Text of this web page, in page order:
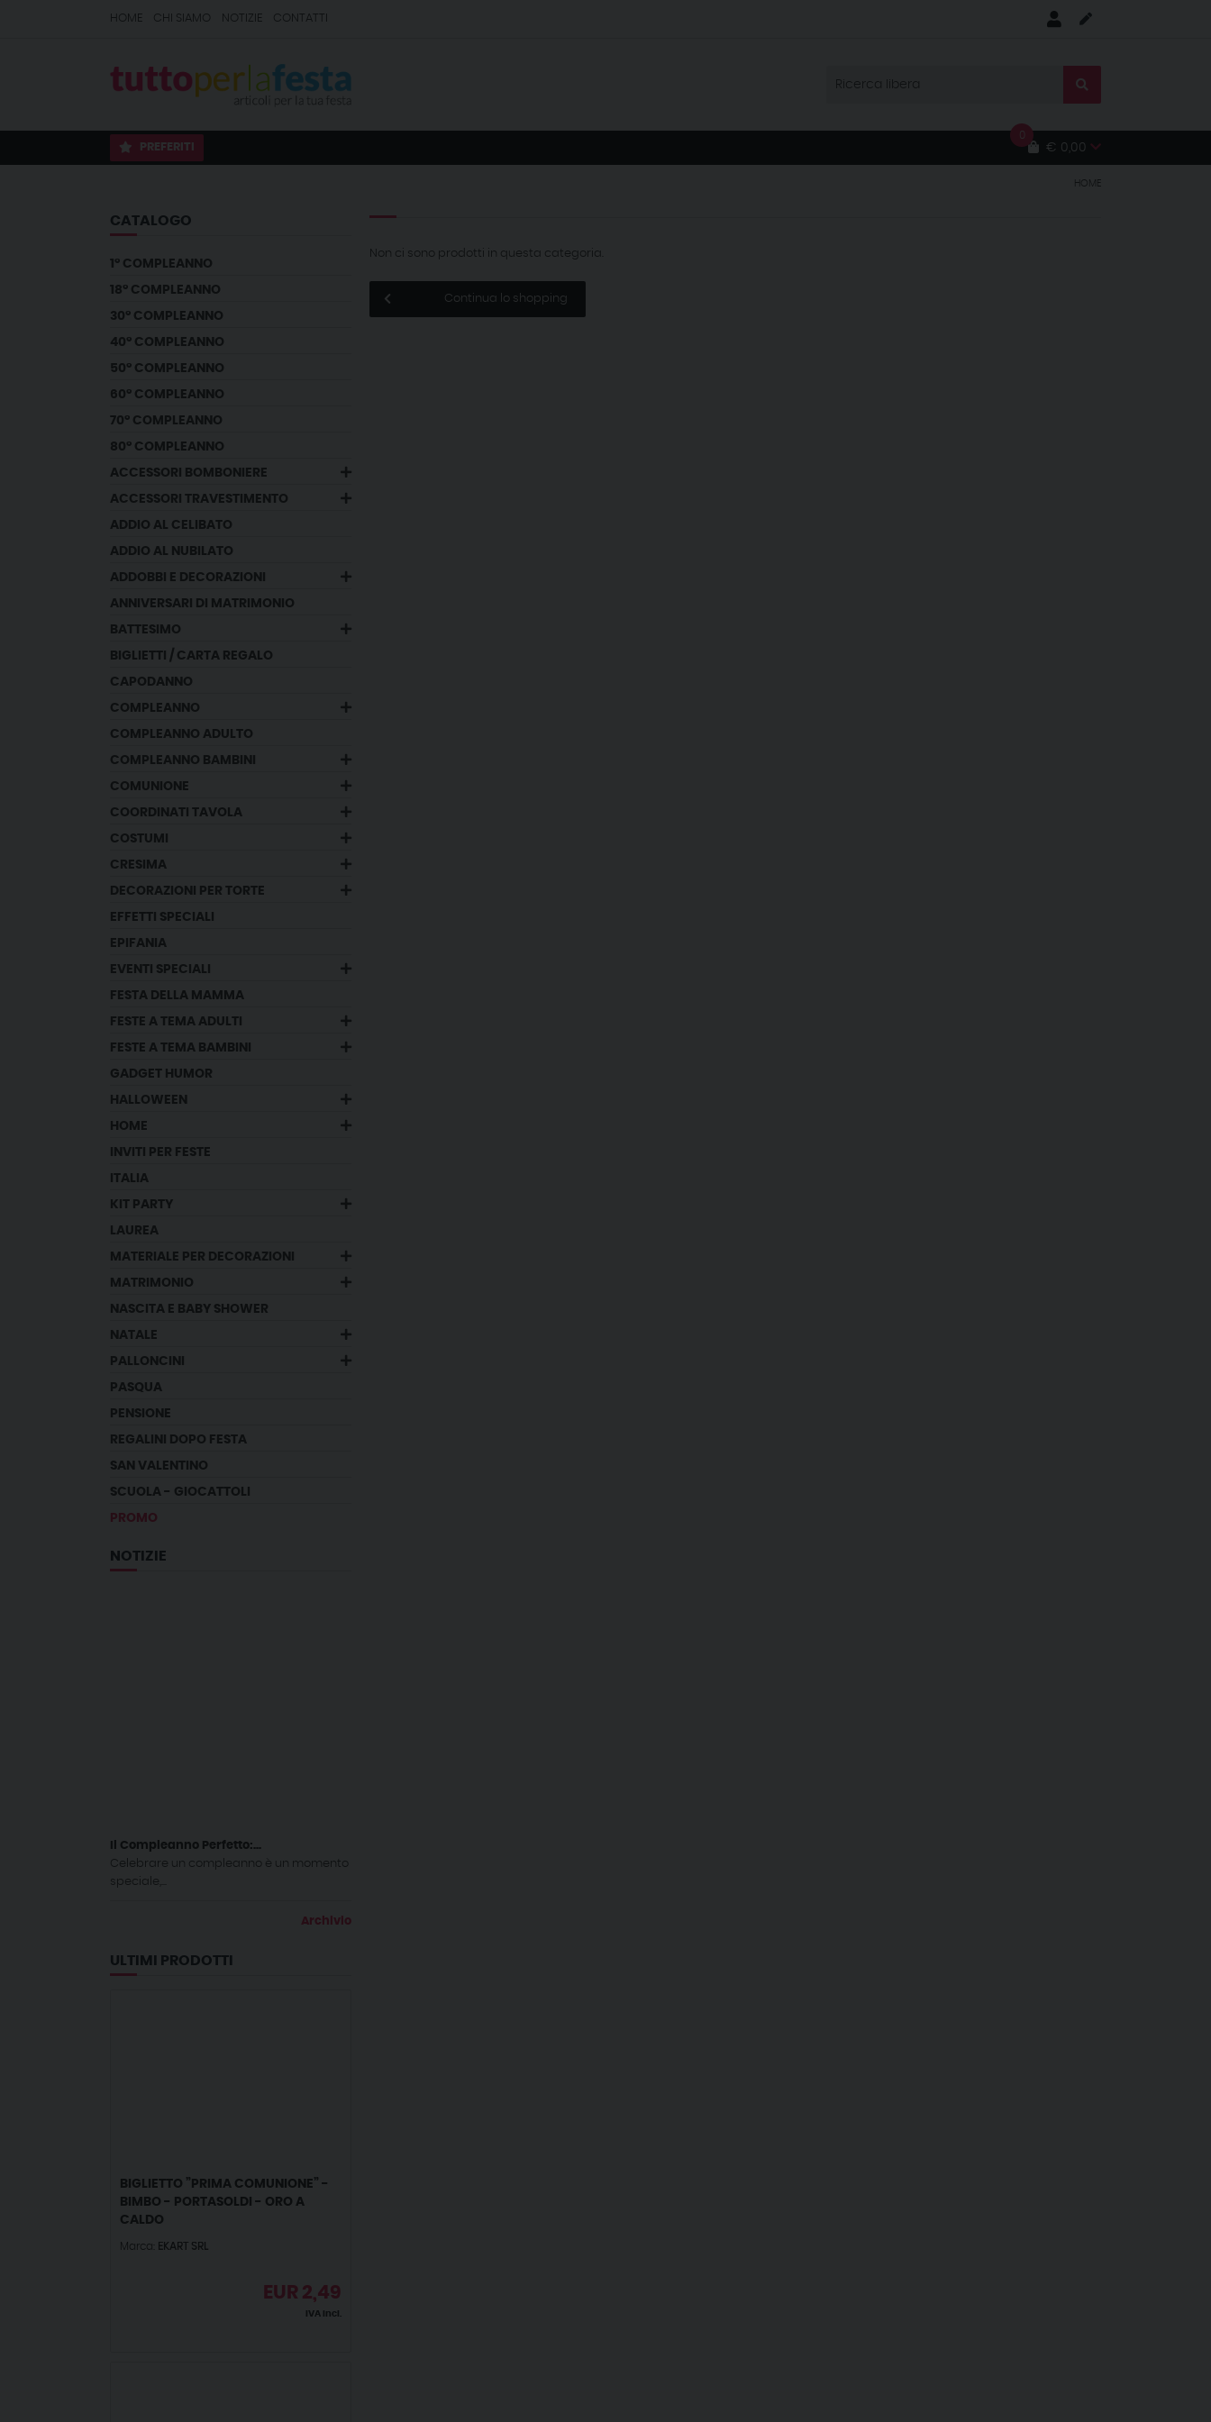
HOME CHI SIAMO NOTIZIE CONTATTI
PREFERITI
0
€ 0,00
HOME
CATALOGO
1° COMPLEANNO
18° COMPLEANNO
30° COMPLEANNO
40° COMPLEANNO
50° COMPLEANNO
60° COMPLEANNO
70° COMPLEANNO
80° COMPLEANNO
ACCESSORI BOMBONIERE
ACCESSORI TRAVESTIMENTO
ADDIO AL CELIBATO
ADDIO AL NUBILATO
ADDOBBI E DECORAZIONI
ANNIVERSARI DI MATRIMONIO
BATTESIMO
BIGLIETTI / CARTA REGALO
CAPODANNO
COMPLEANNO
COMPLEANNO ADULTO
COMPLEANNO BAMBINI
COMUNIONE
COORDINATI TAVOLA
COSTUMI
CRESIMA
DECORAZIONI PER TORTE
EFFETTI SPECIALI
EPIFANIA
EVENTI SPECIALI
FESTA DELLA MAMMA
FESTE A TEMA ADULTI
FESTE A TEMA BAMBINI
GADGET HUMOR
HALLOWEEN
HOME
INVITI PER FESTE
ITALIA
KIT PARTY
LAUREA
MATERIALE PER DECORAZIONI
MATRIMONIO
NASCITA E BABY SHOWER
NATALE
PALLONCINI
PASQUA
PENSIONE
REGALINI DOPO FESTA
SAN VALENTINO
SCUOLA - GIOCATTOLI
PROMO
NOTIZIE
Il Compleanno Perfetto:...
Celebrare un compleanno è un momento
speciale,...
Archivio
ULTIMI PRODOTTI
BIGLIETTO ”PRIMA COMUNIONE” -
BIMBO - PORTASOLDI - ORO A
CALDO
Marca: EKART SRL
EUR 2,49
IVA incl.
Non ci sono prodotti in questa categoria.
Continua lo shopping